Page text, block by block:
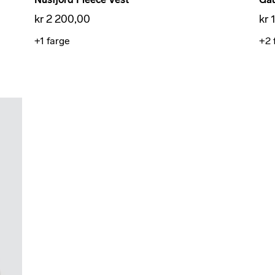
kr 2 200,00
+1 farge
kr
+2